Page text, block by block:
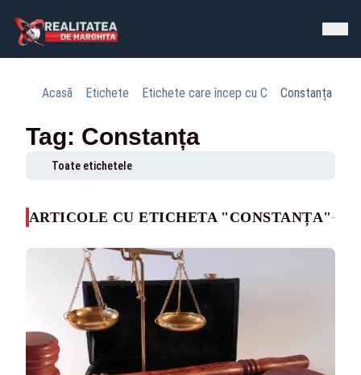
Acasă Etichete Etichete care încep cu C Constanța
Tag: Constanța
Toate etichetele
ARTICOLE CU ETICHETA "CONSTANȚA"